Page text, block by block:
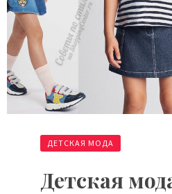
ДЕТСКАЯ МОДА
Детская